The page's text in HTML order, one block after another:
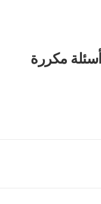
مكررة